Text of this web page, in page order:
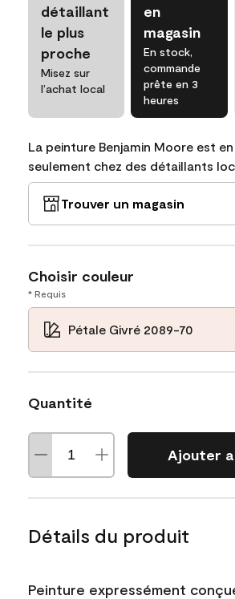
détaillant
le plus
proche
Misez sur
l’achat local
en
magasin
En stock,
commande
prête en 3
heures
La peinture Benjamin Moore est
seulement chez des détaillants
Trouver un magasin
Choisir couleur
* Requis
Pétale Givré 2089-70
Quantité
Ajouter
Détails du produit
Peinture expressément